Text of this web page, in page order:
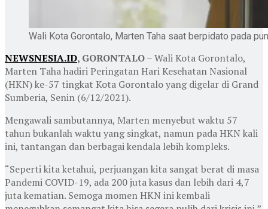
Wali Kota Gorontalo, Marten Taha saat berpidato pada
NEWSNESIA.ID, GORONTALO– Wali Kota Gorontalo,
Marten Taha hadiri Peringatan Hari Kesehatan Nasional
(HKN) ke-57 tingkat Kota Gorontalo yang digelar di Grand
Sumberia, Senin (6/12/2021).
Mengawali sambutannya, Marten menyebut waktu 57
tahun bukanlah waktu yang singkat, namun pada HKN kali
ini, tantangan dan berbagai kendala lebih kompleks.
“Seperti kita ketahui, perjuangan kita sangat berat di masa
Pandemi COVID-19, ada 200 juta kasus dan lebih dari 4,7
juta kematian. Semoga momen HKN ini kembali